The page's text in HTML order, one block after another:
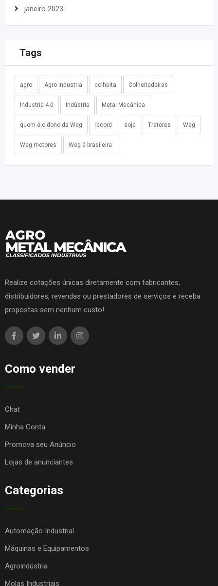
janeiro 2023
Tags
agro Agro Industria colheita Colheitadeiras
Industria 4.0 Indústria Metal Mecânica
quem é o dono da Weg record soja Tratores Weg
Weg motores Weg é brasileira
Realize cotações únicas diretamente com fabricantes,
distribuidores, revendas ou prestadores de serviços e receba
propostas sem nenhum custo!
Como vender
Chat
Minha Conta
Promova seu Anúncio
Lojas de anunciantes
Categorias
Automação Industrial
Máquinas e Equipamentos
Agroindústria
Molas Industriais